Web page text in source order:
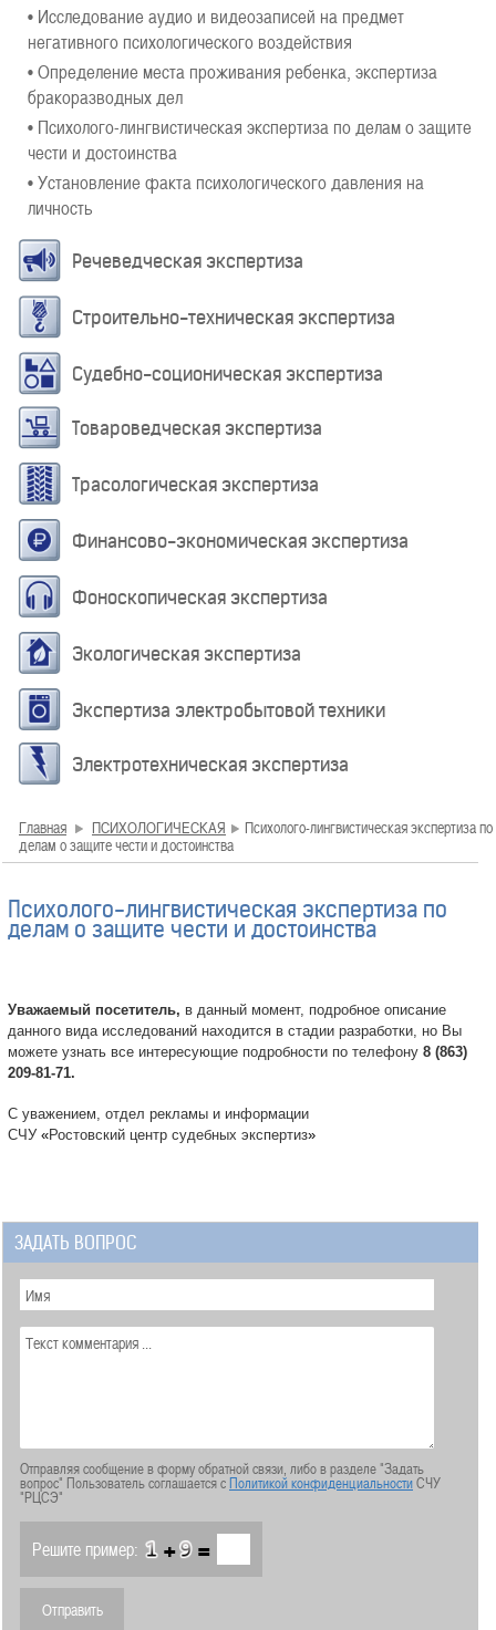
• Исследование аудио и видеозаписей на предмет
негативного психологического воздействия
• Определение места проживания ребенка, экспертиза
бракоразводных дел
• Психолого-лингвистическая экспертиза по делам о защите
чести и достоинства
• Установление факта психологического давления на
личность
Речеведческая экспертиза
Строительно-техническая экспертиза
Судебно-соционическая экспертиза
Товароведческая экспертиза
Трасологическая экспертиза
Финансово-экономическая экспертиза
Фоноскопическая экспертиза
Экологическая экспертиза
Экспертиза электробытовой техники
Электротехническая экспертиза
Главная ПСИХОЛОГИЧЕСКАЯ
Психолого-лингвистическая экспертиза по
делам о защите чести и достоинства
Психолого-лингвистическая экспертиза по
делам о защите чести и достоинства
Уважаемый посетитель, в данный момент, подробное описание
данного вида исследований находится в стадии разработки, но Вы
можете узнать все интересующие подробности по телефону 8 (863)
209-81-71.
С уважением, отдел рекламы и информации
СЧУ «Ростовский центр судебных экспертиз»
ЗАДАТЬ ВОПРОС
Отправляя сообщение в форму обратной связи, либо в разделе "Задать
вопрос" Пользователь соглашается сПолитикой конфиденциальностиСЧУ
"РЦСЭ"
Решите пример: + =